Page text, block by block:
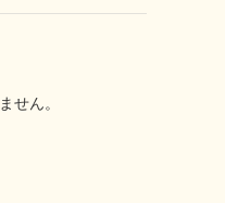
せん。